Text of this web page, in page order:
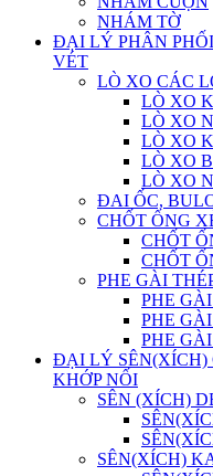
NHÁM TỜ
ĐẠI LÝ PHÂN
VÉT
LÒ XO CÁC
LÒ XO
LÒ XO
LÒ XO
LÒ XO
LÒ XO
ĐAI ỐC,
CHỐT ỐNG
CHỐT
CHỐT
PHE GÀI
PHE
PHE
PHE
ĐẠI LÝ SÊN(XÍCH)
KHỚP NỐI
SÊN (XÍCH)
SÊN(XÍCH)